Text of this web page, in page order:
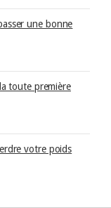
une bonne
toute première
votre poids